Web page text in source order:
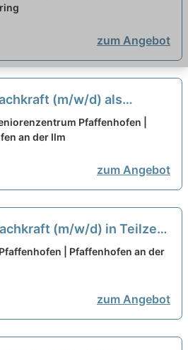
zum Angebot
(m/w/d) als
in Teilzeit (25-
Woche) - Gestalten
Pfaffenhofen |
an der Ilm
zum Angebot
(m/w/d) in Teilzeit
Zuwachs in unserem
| Pfaffenhofen an der
zum Angebot